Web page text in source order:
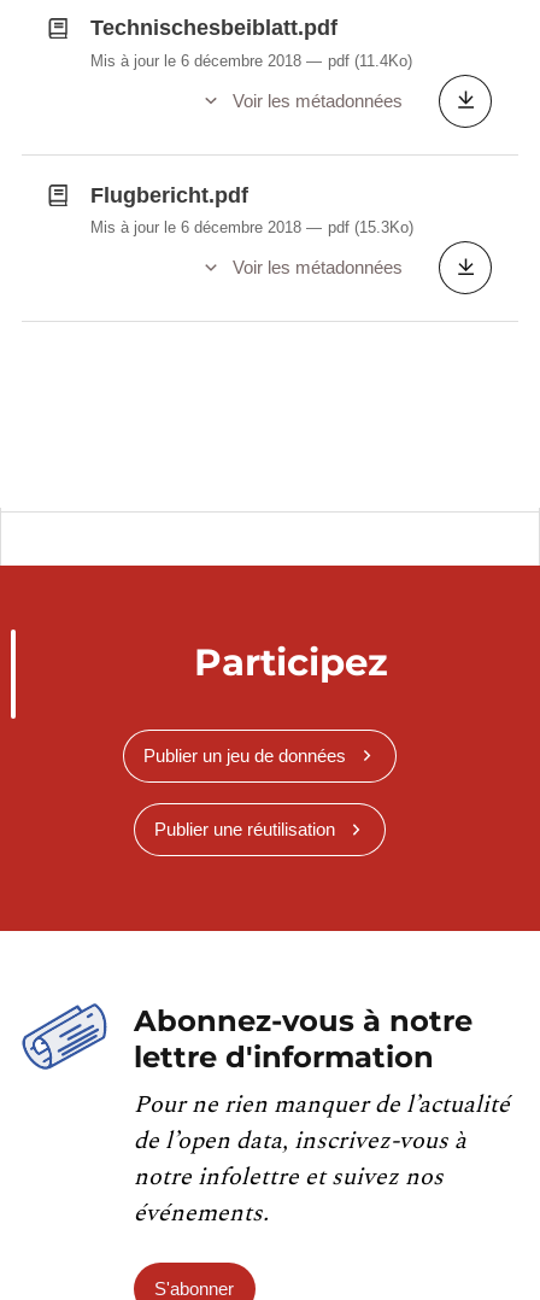
Technischesbeiblatt.pdf
Mis à jour le 6 décembre 2018 pdf (11.4Ko)
Voir les métadonnées
Flugbericht.pdf
Mis à jour le 6 décembre 2018 pdf (15.3Ko)
Voir les métadonnées
Participez
Publier un jeu de données
Publier une réutilisation
Abonnez-vous à notre
lettre d'information
Pour ne rien manquer de l’actualité
de l’open data, inscrivez-vous à
notre infolettre et suivez nos
événements.
S'abonner